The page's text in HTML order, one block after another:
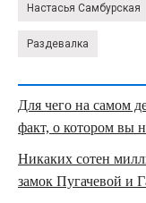
Настасья Самбурская
Раздевалка
Для чего на самом
факт, о котором вы
Никаких сотен
замок Пугачевой и